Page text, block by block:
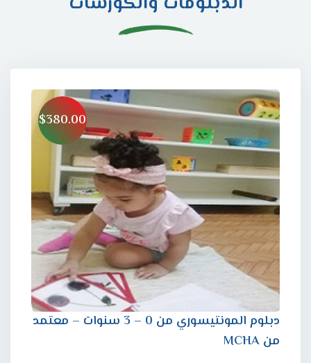
$380.00
دبلوم المونتيسوري من 0 – 3 سنوات – معتمد
من MCHA